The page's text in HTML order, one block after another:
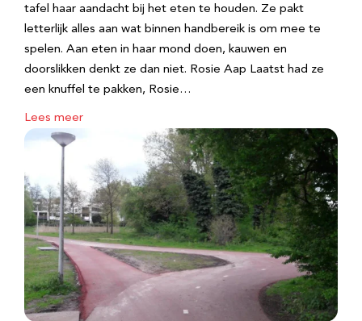
tafel haar aandacht bij het eten te houden. Ze pakt
letterlijk alles aan wat binnen handbereik is om mee te
spelen. Aan eten in haar mond doen, kauwen en
doorslikken denkt ze dan niet. Rosie Aap Laatst had ze
een knuffel te pakken, Rosie…
Lees meer